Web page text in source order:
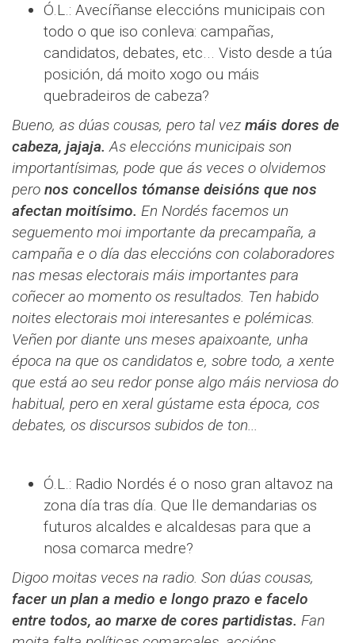
Ó.L.: Avecíñanse eleccións municipais con
todo o que iso conleva: campañas,
candidatos, debates, etc... Visto desde a túa
posición, dá moito xogo ou máis
quebradeiros de cabeza?
Bueno, as dúas cousas, pero tal vez máis dores de
cabeza, jajaja.As eleccións municipais son
importantísimas, pode que ás veces o olvidemos
pero nos concellos tómanse deisións que nos
afectan moitísimo. En Nordés facemos un
seguemento moi importante da precampaña, a
campaña e o día das eleccións con colaboradores
nas mesas electorais máis importantes para
coñecer ao momento os resultados. Ten habido
noites electorais moi interesantes e polémicas.
Veñen por diante uns meses apaixoante, unha
época na que os candidatos e, sobre todo, a xente
que está ao seu redor ponse algo máis nerviosa do
habitual, pero en xeral gústame esta época, cos
debates, os discursos subidos de ton...
Ó.L.: Radio Nordés é o noso gran altavoz na
zona día tras día. Que lle demandarias os
futuros alcaldes e alcaldesas para que a
nosa comarca medre?
Digoo moitas veces na radio. Son dúas cousas,
facer un plan a medio e longo prazo e facelo
entre todos, ao marxe de cores partidistas. Fan